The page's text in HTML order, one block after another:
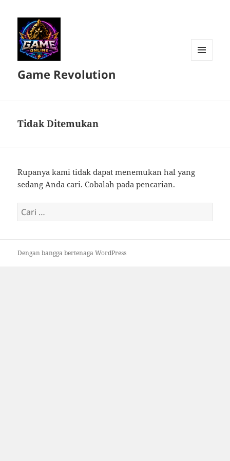
Game Revolution
Tidak Ditemukan
Rupanya kami tidak dapat menemukan hal yang
sedang Anda cari. Cobalah pada pencarian.
Cari
untuk:
Dengan bangga bertenaga WordPress